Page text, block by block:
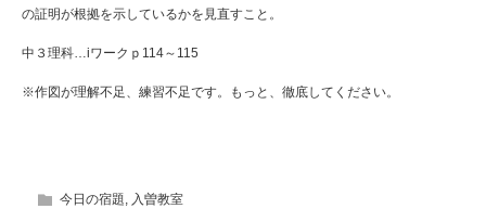
の証明が根拠を示しているかを見直すこと。
中３理科…iワークｐ114～115
※作図が理解不足、練習不足です。もっと、徹底してください。
今日の宿題, 入曽教室